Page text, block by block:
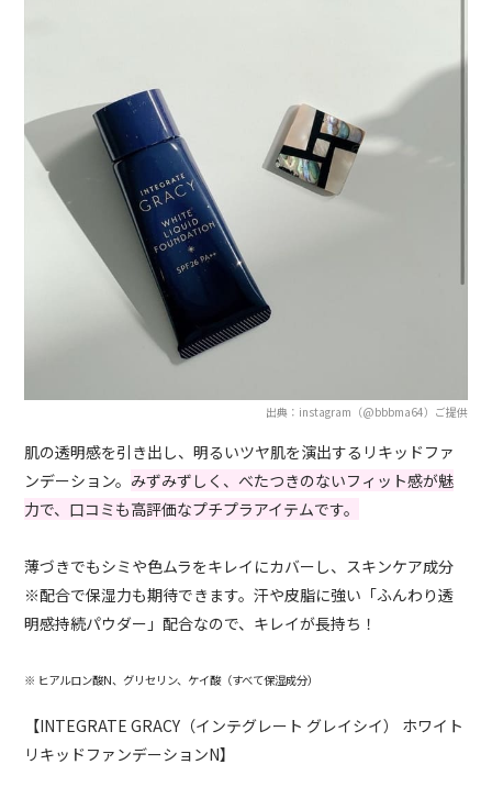
出典：instagram（@bbbma64）ご提供
肌の透明感を引き出し、明るいツヤ肌を演出するリキッドファ
ンデーション。 みずみずしく、べたつきのないフィット感が魅
力で、口コミも高評価なプチプラアイテムです。
薄づきでもシミや色ムラをキレイにカバーし、スキンケア成分
※配合で保湿力も期待できます。汗や皮脂に強い「ふんわり透
明感持続パウダー」配合なので、キレイが長持ち！
※ ヒアルロン酸N、グリセリン、ケイ酸（すべて保湿成分）
【INTEGRATE GRACY（インテグレート グレイシイ） ホワイト
リキッドファンデーションN】